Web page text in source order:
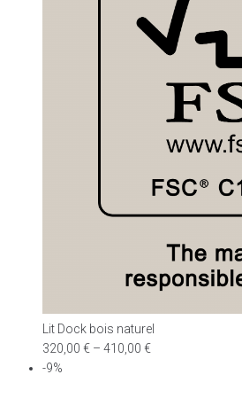
Lit Dock bois naturel
320,00 € – 410,00 €
-9%